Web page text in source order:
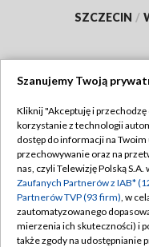
SZCZECIN /
Abonament TVP
Emisja w TVP
Centrum informacji
Naziemna Telewizja
Szanujemy Twoją
Kliknij "Akceptuję i
korzystanie z technologii
dostęp do informacji na
przechowywanie oraz na
nas, czyli Telewizję Polską
Zaufanych Partnerów z IAB*
Partnerów TVP (93 firm), w
zautomatyzowanego
mierzenia ich skuteczności) i
także zgody na udostępnianie